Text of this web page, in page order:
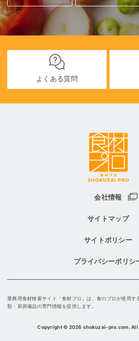
よくある質問
会社情報
サイトマップ
サイトポリシー
プライバシーポリシ
業務用食材検索サイト「食材プロ」は、食のプロが使用す
類・厨房備品の専門情報を提供します。
Copyright © 2026 shokuzai-pro.com.